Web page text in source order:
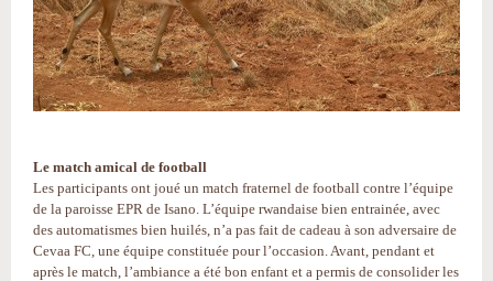
Le match amical de football
Les participants ont joué un match fraternel de football contre l’équipe
de la paroisse EPR de Isano. L’équipe rwandaise bien entrainée, avec
des automatismes bien huilés, n’a pas fait de cadeau à son adversaire de
Cevaa FC, une équipe constituée pour l’occasion. Avant, pendant et
après le match, l’ambiance a été bon enfant et a permis de consolider les